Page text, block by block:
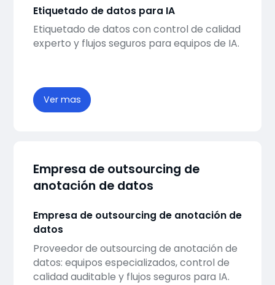
Etiquetado de datos para IA
Etiquetado de datos con control de calidad
experto y flujos seguros para equipos de IA.
Ver mas
Empresa de outsourcing de
anotación de datos
Empresa de outsourcing de anotación de
datos
Proveedor de outsourcing de anotación de
datos: equipos especializados, control de
calidad auditable y flujos seguros para IA.